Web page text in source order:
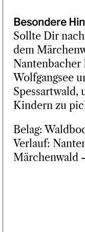
Besondere
Sollte Dir
dem
Wolfgangsee
Spessartwald,
Kindern zu
Belag:
Verlauf:
Märchenwald